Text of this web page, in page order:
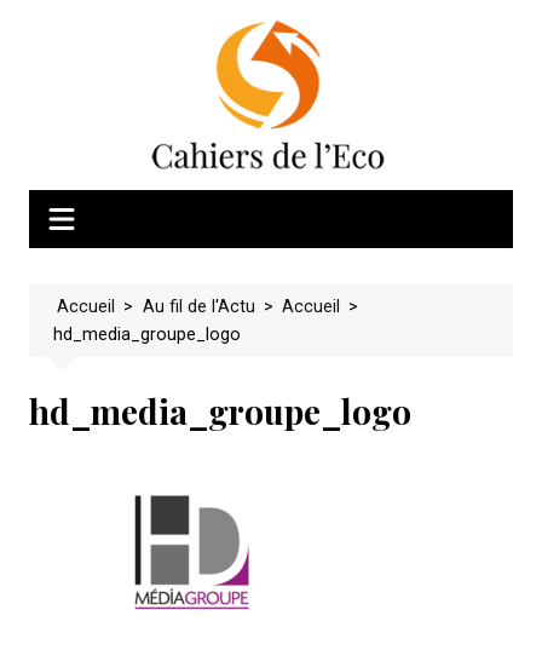
Accueil > Au fil de l'Actu > Accueil
>
hd_media_groupe_logo
hd_media_groupe_logo